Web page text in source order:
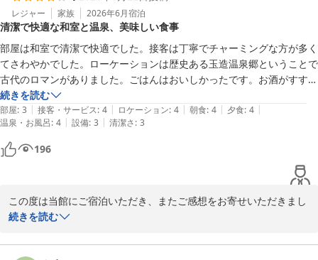
しい時間を過ごしました」とのお言葉は、私どもにとりまして何よ
りの励みでございます。
これからも皆様に心からお寛ぎいただける宿を目指してまいりま
す。また季節を変えてお越しいただき、その時々の景色や温泉の趣
をお楽しみいただけましたら幸いです。
またのお帰りをスタッフ一同、心よりお待ち申し上げております。
玉造温泉 湯之助の宿 長楽園
レジャー 家族 2026年6月宿泊
清潔で快適な和室と温泉、美味しい食事
部屋は和室で清潔で快適でした。接客は丁寧でチャーミングな方が多く
てさわやかでした。ローケーションは歴史ある玉造温泉郷ということで
古代のロマンがありました。ごはんはおいしかったです。お酒がすすん
で仕方がありませんでした。温泉は様々なスタイルと温度を楽しめまし
た。特に大きな露天風呂は面白かったですが、混浴だし、深めに作って
あるので、夫婦で入りましたが、すこし落ち着きませんでした。全体的
に設備は古いですが、丁寧にきれいに使われて、維持されていることが
分かりました。長谷川三家のひとつとしての矜持があるのだと思いま
す。したがって清潔に保たれてはいますが、新築のホテルとはもちろん
違います。こちらの旅館は、新しいホテルとは違う固有の価値を体現し
ています。
続きを読む
部屋: 3 | 接客・サービス: 4 | ロケーション: 4 | 朝食: 4 | 夕食: 4 |
温泉・お風呂: 4 | 設備: 3 | 清潔さ: 3
196
この度は当館にご宿泊いただき、またご感想をお寄せいただきまし
て誠にありがとうございます。
をいただき、大変嬉しく存じます。また、歴史ある玉造温泉の雰囲
続きを読む